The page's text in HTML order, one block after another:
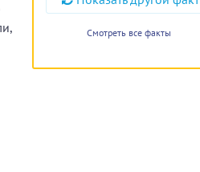
Смотреть все факты